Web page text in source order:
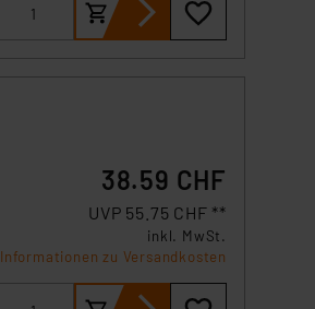
38.59 CHF
UVP 55.75 CHF **
inkl. MwSt.
Informationen zu Versandkosten